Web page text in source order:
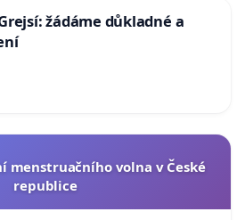
žádáme důkladné a
menstruačního volna v České
republice